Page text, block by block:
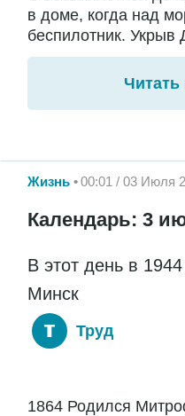
в доме, когда над
беспилотник. Укрыв
Жизнь 00:01 / 03 Июля
Календарь: 3
В этот день в
Минск
Труд
1864 Родился